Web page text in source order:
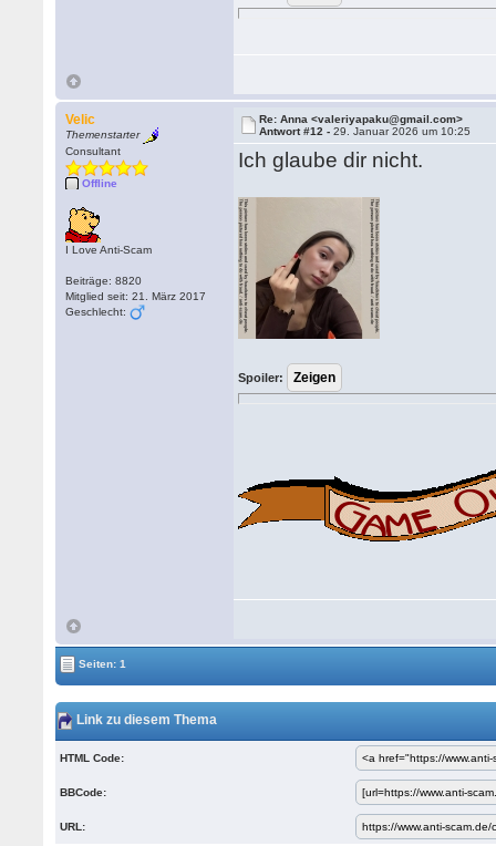
Velic
Themenstarter
Consultant
Offline
I Love Anti-Scam
Beiträge: 8820
Mitglied seit: 21. März 2017
Geschlecht:
Re: Anna <valeriyapaku@gmail.com>
Antwort #12 -29. Januar 2026 um 10:25
Ich glaube dir nicht.
Spoiler:
Seiten: 1
Link zu diesem Thema
HTML Code:
BBCode:
URL: